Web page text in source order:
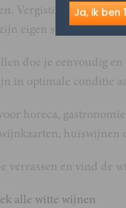
Vergisting vindt
eigen stijl geeft.
doe je eenvoudig
in optimale conditie
horeca,
huiswijnen
verrassen en vind de
alle witte wijnen
Ja, ik ben